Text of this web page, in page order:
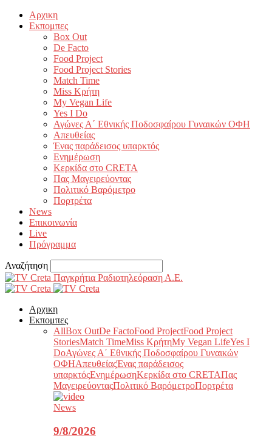
Αρχικη
Εκπομπες
Box Out
De Facto
Food Project
Food Project Stories
Match Time
Miss Κρήτη
My Vegan Life
Yes I Do
Αγώνες Α΄ Εθνικής Ποδοσφαίρου Γυναικών ΟΦΗ
Απευθείας
Ένας παράδεισος υπαρκτός
Ενημέρωση
Κερκίδα στο CRETA
Πας Μαγειρεύοντας
Πολιτικό Βαρόμετρο
Πορτρέτα
News
Επικοινωνία
Live
Πρόγραμμα
Αναζήτηση
Παγκρήτια Ραδιοτηλεόραση Α.Ε.
Αρχικη
Εκπομπες
AllBox OutDe FactoFood ProjectFood Project
StoriesMatch TimeMiss ΚρήτηMy Vegan LifeYes I
DoΑγώνες Α΄ Εθνικής Ποδοσφαίρου Γυναικών
ΟΦΗΑπευθείαςΈνας παράδεισος
υπαρκτόςΕνημέρωσηΚερκίδα στο CRETAΠας
ΜαγειρεύονταςΠολιτικό ΒαρόμετροΠορτρέτα
News
9/8/2026